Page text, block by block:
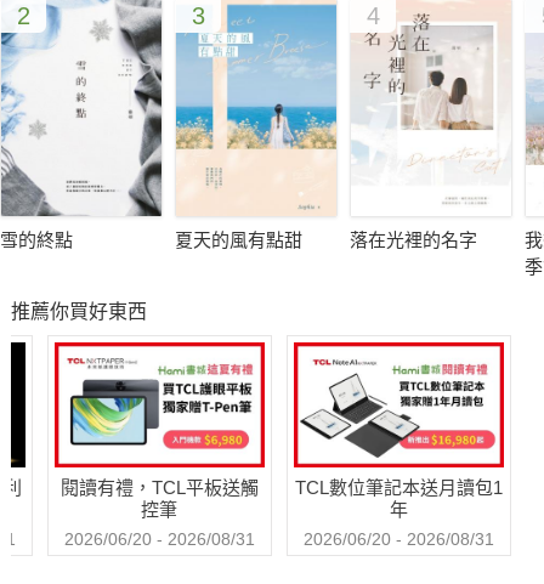
2
雪的終點
3
夏天的風有點甜
4
落在光裡的名字
推薦你買好東西
閱讀有禮，TCL平板送觸
控筆
2026/06/20 - 2026/08/31
TCL數位筆記本送月讀包1
年
2026/06/20 - 2026/08/31